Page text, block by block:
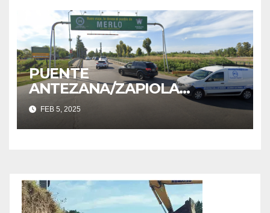
PUENTE
ANTEZANA/ZAPIOLA
CERRADO TEMPORALMENTE
POR TRABAJOS DE
MANTENIMIENTO
FEB 5, 2025